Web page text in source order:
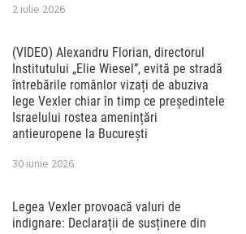
2 iulie 2026
(VIDEO) Alexandru Florian, directorul
Institutului „Elie Wiesel”, evită pe stradă
întrebările românlor vizați de abuziva
lege Vexler chiar în timp ce președintele
Israelului rostea amenințări
antieuropene la București
30 iunie 2026
Legea Vexler provoacă valuri de
indignare: Declarații de susținere din